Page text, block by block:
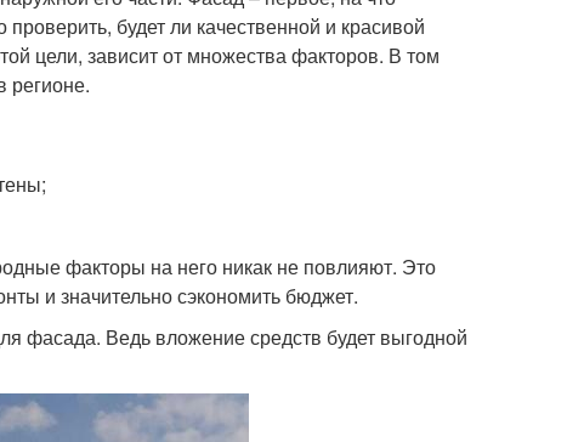
будет ли качественной и красивой
цели, зависит от множества факторов. В том
регионе.
факторы на него никак не повлияют. Это
и значительно сэкономить бюджет.
фасада. Ведь вложение средств будет выгодной